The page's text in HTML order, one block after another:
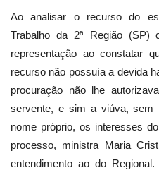
Ao analisar o recurso do
Trabalho da 2ª Região (SP)
representação ao constatar
recurso não possuía a devida
procuração não lhe
servente, e sim a viúva, sem
nome próprio, os interesses
processo, ministra Maria
entendimento ao do